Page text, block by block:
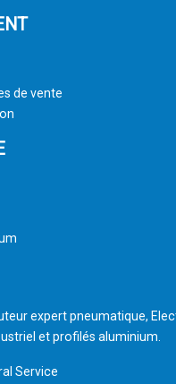
de vente
expert pneumatique,
et profilés aluminium.
Service